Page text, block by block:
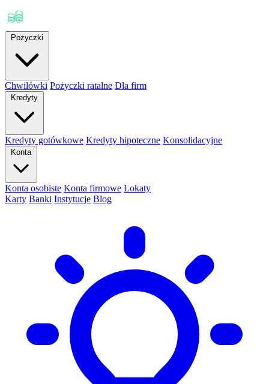
Pożyczki
Chwilówki Pożyczki ratalne Dla firm
Kredyty
Kredyty gotówkowe Kredyty hipoteczne Konsolidacyjne
Konta
Konta osobiste Konta firmowe Lokaty
Karty Banki Instytucje Blog